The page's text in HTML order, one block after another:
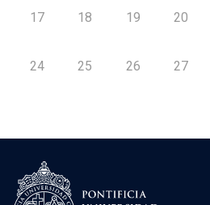
17 18 19 20
24 25 26 27